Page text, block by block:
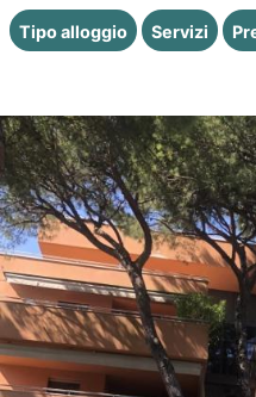
Tipo alloggio Servizi